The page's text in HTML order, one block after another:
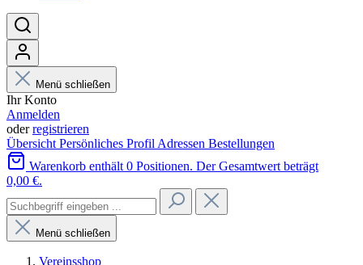
Menü schließen
Ihr Konto
Anmelden
oderregistrieren
Übersicht Persönliches Profil Adressen Bestellungen
Warenkorb enthält 0 Positionen. Der Gesamtwert beträgt
0,00 €.
Menü schließen
Vereinsshop